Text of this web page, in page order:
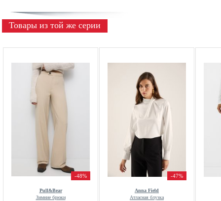
Товары из той же серии
-48%
Pull&Bear
Зимние брюки
-47%
Anna Field
Атласная блузка